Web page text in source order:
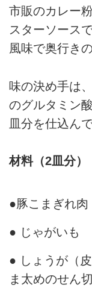
市販のカレー
スターソース
風味で奥行き
味の決め手は
のグルタミン
皿分を仕込ん
材料（2皿分）
●豚こまぎれ肉
● じゃがいも
● しょうが（
ま太めのせん切